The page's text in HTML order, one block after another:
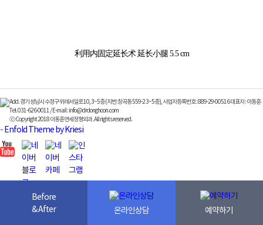
利用内固定延长术 延长小腿 5.5 cm
Add. 경기 성남시 수정구 위례서일로 10, 3~5층 (지번:창곡동 559-2 3~5층), 사업자등록번호 : 889-29-00516 대표자 : 이동훈
Tel. 031-626-0011 / E-mail : info@drdonghoon.com
ⓒ Copyright 2018 이동훈연세정형외과. All rights reserved.
- Enfold Theme by Kriesi
Before
& After
온라인상담 예약하기